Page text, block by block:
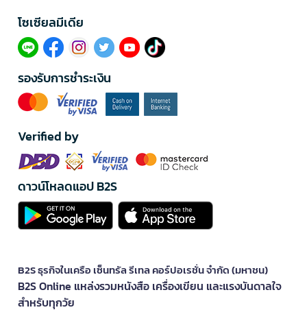
โซเซียลมีเดีย​
รองรับการชำระเงิน
Verified by
ดาวน์โหลดแอป B2S
B2S ธุรกิจในเครือ เซ็นทรัล รีเทล คอร์ปอเรชั่น จำกัด (มหาชน)
B2S Online แหล่งรวมหนังสือ เครื่องเขียน และแรงบันดาลใจ
สำหรับทุกวัย